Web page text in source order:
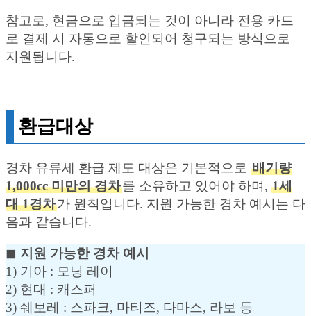
참고로, 현금으로 입금되는 것이 아니라 전용 카드
로 결제 시 자동으로 할인되어 청구되는 방식으로
지원됩니다.
환급대상
경차 유류세 환급 제도 대상은 기본적으로 배기량
1,000cc 미만의 경차를 소유하고 있어야 하며, 1세
대 1경차가 원칙입니다. 지원 가능한 경차 예시는 다
음과 같습니다.
◼︎ 지원 가능한 경차 예시
1) 기아 : 모닝 레이
2) 현대 : 캐스퍼
3) 쉐보레 : 스파크, 마티즈, 다마스, 라보 등